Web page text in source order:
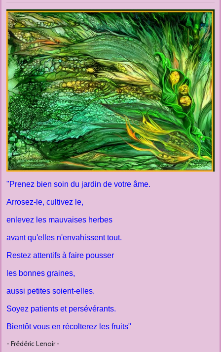
"Prenez bien soin du jardin de votre âme.
Arrosez-le, cultivez le,
enlevez les mauvaises herbes
avant qu'elles n'envahissent tout.
Restez attentifs à faire pousser
les bonnes graines,
aussi petites soient-elles.
Soyez patients et persévérants.
Bientôt vous en récolterez les fruits"
- Frédéric Lenoir -